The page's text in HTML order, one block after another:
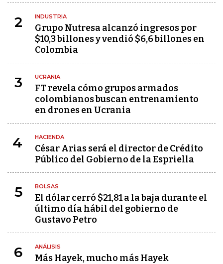
2 INDUSTRIA
Grupo Nutresa alcanzó ingresos por
$10,3 billones y vendió $6,6 billones en
Colombia
3 UCRANIA
FT revela cómo grupos armados
colombianos buscan entrenamiento
en drones en Ucrania
4 HACIENDA
César Arias será el director de Crédito
Público del Gobierno de la Espriella
5 BOLSAS
El dólar cerró $21,81 a la baja durante el
último día hábil del gobierno de
Gustavo Petro
6 ANÁLISIS
Más Hayek, mucho más Hayek